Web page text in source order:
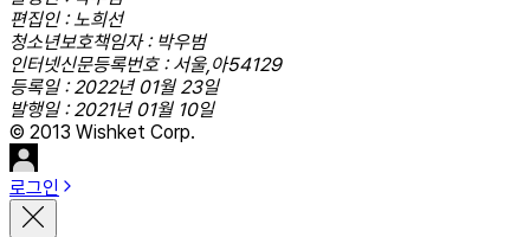
편집인 : 노희선
청소년보호책임자 : 박우범
인터넷신문등록번호 : 서울,아54129
등록일 : 2022년 01월 23일
발행일 : 2021년 01월 10일
© 2013 Wishket Corp.
로그인